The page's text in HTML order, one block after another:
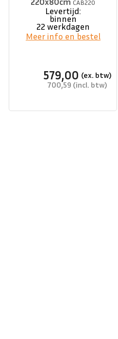
CAB220
Levertijd:
binnen
22 werkdagen
579,00
700,59
Meer info en bestel